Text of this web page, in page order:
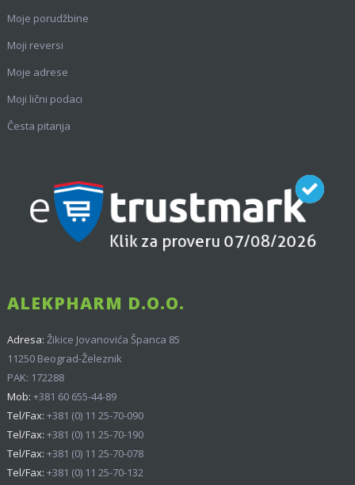
Moje porudžbine
Moji reversi
Moje adrese
Moji lični podaci
Česta pitanja
ALEKPHARM D.O.O.
Adresa: Žikice Jovanovića Španca 85
11250 Beograd-Železnik
PAK: 172288
Mob: +381 60 655-44-89
Tel/Fax: +381 (0) 11 25-70-090
Tel/Fax: +381 (0) 11 25-70-190
Tel/Fax: +381 (0) 11 25-70-078
Tel/Fax: +381 (0) 11 25-70-132